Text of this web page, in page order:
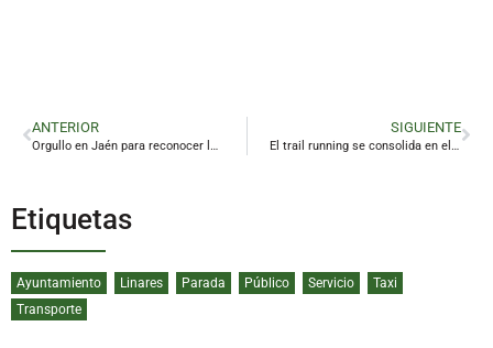
ANTERIOR SIGUIENTE
Etiquetas
Ayuntamiento Linares Parada Público Servicio
Taxi
Transporte